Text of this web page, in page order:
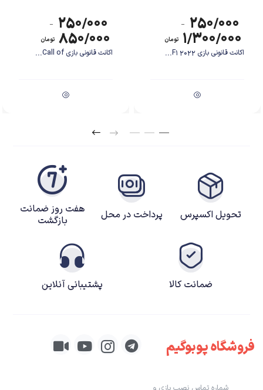
۲۵۰/۰۰۰ –
۱/۳۰۰/۰۰۰ تومان
اکانت قانونی بازی F1 2022...
۲۵۰/۰۰۰ –
۸۵۰/۰۰۰ تومان
اکانت قانونی بازی Call of...
تحویل اکسپرس پرداخت در محل
هفت روز ضمانت
بازگشت
ضمانت کالا پشتیبانی آنلاین
فروشگاه پوبوگیم